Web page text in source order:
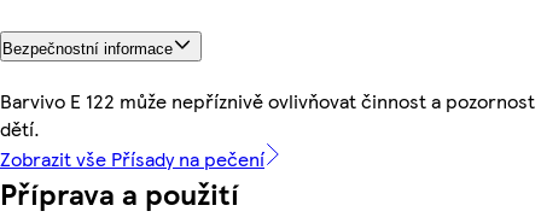
Bezpečnostní informace
Barvivo E 122 může nepříznivě ovlivňovat činnost a pozornost
dětí.
Zobrazit vše Přísady na pečení
Příprava a použití